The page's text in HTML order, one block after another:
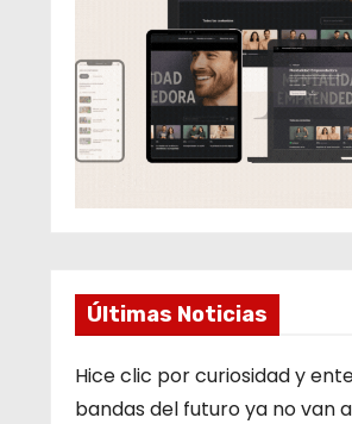
Últimas Noticias
Hice clic por curiosidad y
bandas del futuro ya no van